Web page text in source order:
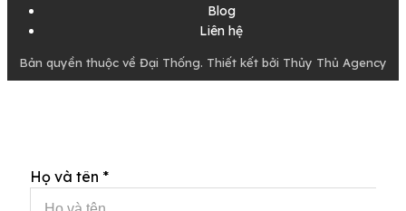
Blog
Liên hệ
Bản quyền thuộc về Đại Thống. Thiết kết bởi Thủy Thủ Agency
Họ và tên *